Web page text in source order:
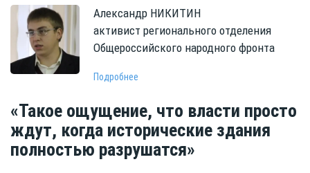
Александр НИКИТИН
активист регионального отделения
Общероссийского народного фронта
Подробнее
«Такое ощущение, что власти просто
ждут, когда исторические здания
полностью разрушатся»